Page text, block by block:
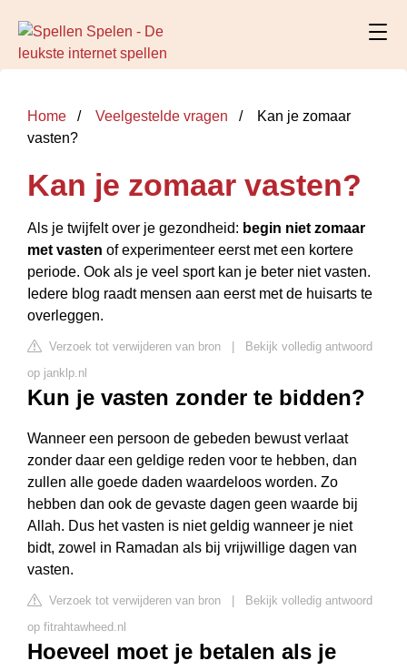
Home Veelgestelde vragen
Kan je zomaar
vasten?
Kan je zomaar vasten?
Als je twijfelt over je gezondheid: begin niet zomaar
met vasten of experimenteer eerst met een kortere
periode. Ook als je veel sport kan je beter niet vasten.
Iedere blog raadt mensen aan eerst met de huisarts te
overleggen.
Verzoek tot verwijderen van bron
Bekijk volledig antwoord
op janklp.nl
Kun je vasten zonder te bidden?
Wanneer een persoon de gebeden bewust verlaat
zonder daar een geldige reden voor te hebben, dan
zullen alle goede daden waardeloos worden. Zo
hebben dan ook de gevaste dagen geen waarde bij
Allah. Dus het vasten is niet geldig wanneer je niet
bidt, zowel in Ramadan als bij vrijwillige dagen van
vasten.
Verzoek tot verwijderen van bron
Bekijk volledig antwoord
op fitrahtawheed.nl
Hoeveel moet je betalen als je